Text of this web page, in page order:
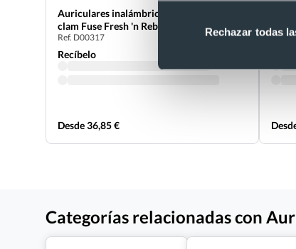
Rechazar todas
Auriculares inalámbricos personalizados
clam Fuse Fresh 'n Rebel
Ref. D00317
Recíbelo
Desde 36,85 €
Ref.
Categorías relacionadas con